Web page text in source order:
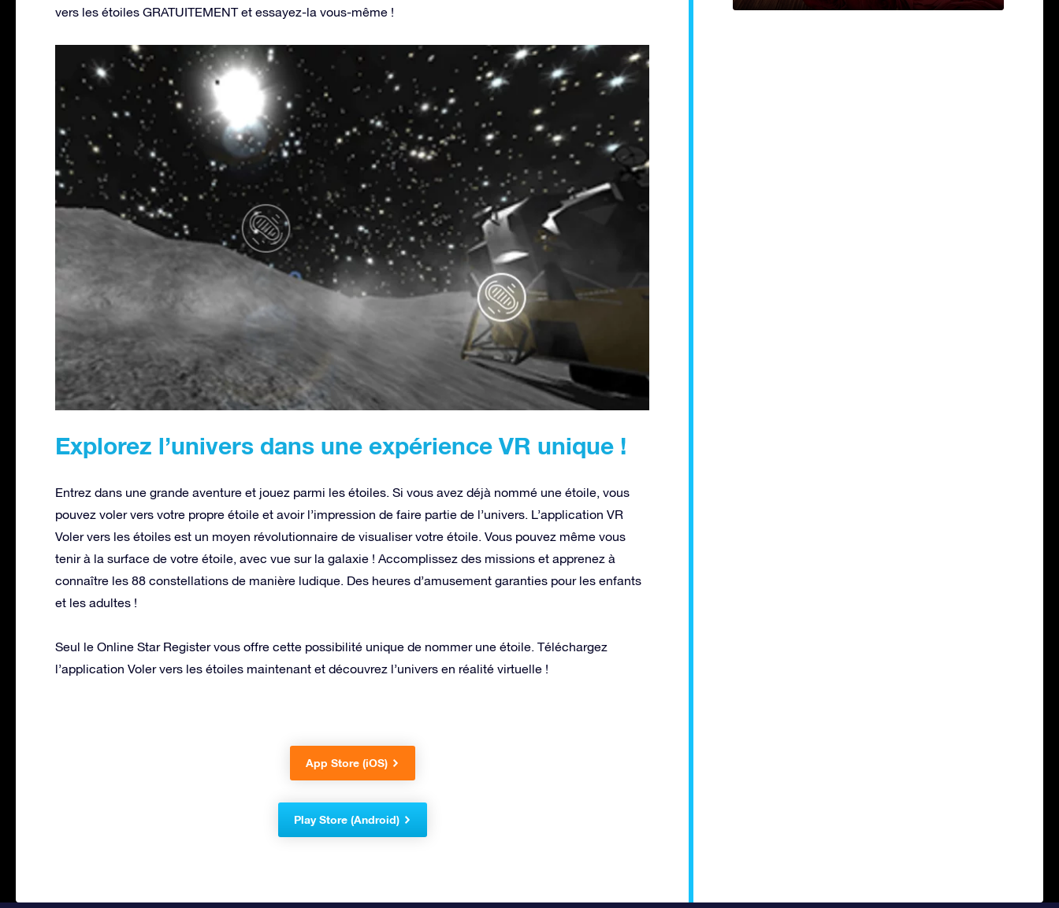
vers les étoiles GRATUITEMENT et essayez-la vous-même !
Explorez l’univers dans une expérience VR unique !
Entrez dans une grande aventure et jouez parmi les étoiles. Si vous avez déjà nommé une étoile, vous
pouvez voler vers votre propre étoile et avoir l’impression de faire partie de l’univers. L’application VR
Voler vers les étoiles est un moyen révolutionnaire de visualiser votre étoile. Vous pouvez même vous
tenir à la surface de votre étoile, avec vue sur la galaxie ! Accomplissez des missions et apprenez à
connaître les 88 constellations de manière ludique. Des heures d’amusement garanties pour les enfants
et les adultes !
Seul le Online Star Register vous offre cette possibilité unique de nommer une étoile. Téléchargez
l’application Voler vers les étoiles maintenant et découvrez l’univers en réalité virtuelle !
App Store (iOS)
Play Store (Android)